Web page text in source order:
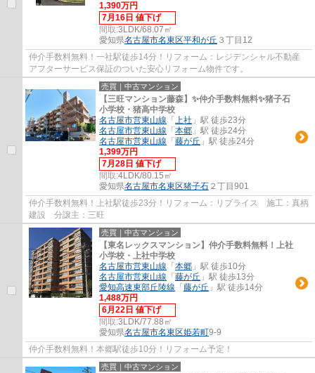
1,390万円
7月16日 値下げ
間取:3LDK/68.07㎡
愛知県名古屋市名東区平和が丘 ３丁目12
仲介手数料無料！一社駅徒歩14分！リフォーム：レジデンシャル不動産
アフターサービス保証のついた安心リフォーム物件です。
売買｜中古マンション
【三旺マンション藤森】✨️仲介手数料無料✨️猪子石
小学校・猪高中学校
名古屋市営東山線 「 上社 」駅 徒歩23分
名古屋市営東山線 「 本郷 」駅 徒歩24分
名古屋市営東山線 「 藤が丘 」駅 徒歩24分
1,399万円
7月28日 値下げ
間取:4LDK/80.15㎡
愛知県名古屋市名東区猪子石 ２丁目901
仲介手数料無料！上社駅徒歩23分！リフォーム：リプライス 施工：真柄
建設 分譲主：三旺
売買｜中古マンション
【東名レックスマンション】仲介手数料無料！上社
小学校・上社中学校
名古屋市営東山線 「 本郷 」駅 徒歩10分
名古屋市営東山線 「 藤が丘 」駅 徒歩13分
愛知高速東部丘陵線 「 藤が丘 」駅 徒歩14分
1,488万円
6月22日 値下げ
間取:3LDK/77.88㎡
愛知県名古屋市名東区姫若町9-9
仲介手数料無料！本郷駅徒歩10分！リフォーム予定！
売買｜中古マンション